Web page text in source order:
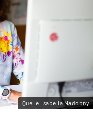
Quelle:Isabella Nadobny